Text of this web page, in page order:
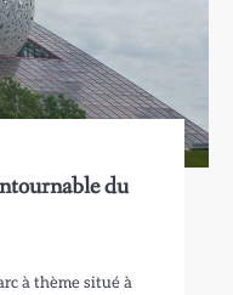
du
à thème situé à